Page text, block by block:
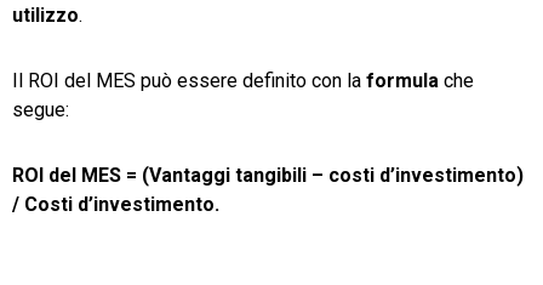
utilizzo.
Il ROI del MES può essere definito con la formula che
segue:
ROI del MES = (Vantaggi tangibili – costi d’investimento)
/ Costi d’investimento.